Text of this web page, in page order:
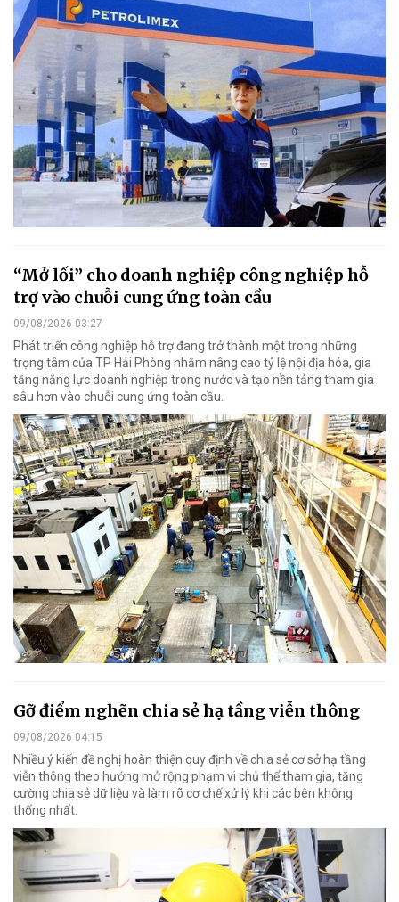
“Mở lối” cho doanh nghiệp công nghiệp hỗ
trợ vào chuỗi cung ứng toàn cầu
09/08/2026 03:27
Phát triển công nghiệp hỗ trợ đang trở thành một trong những
trọng tâm của TP Hải Phòng nhằm nâng cao tỷ lệ nội địa hóa, gia
tăng năng lực doanh nghiệp trong nước và tạo nền tảng tham gia
sâu hơn vào chuỗi cung ứng toàn cầu.
Gỡ điểm nghẽn chia sẻ hạ tầng viễn thông
09/08/2026 04:15
Nhiều ý kiến đề nghị hoàn thiện quy định về chia sẻ cơ sở hạ tầng
viễn thông theo hướng mở rộng phạm vi chủ thể tham gia, tăng
cường chia sẻ dữ liệu và làm rõ cơ chế xử lý khi các bên không
thống nhất.